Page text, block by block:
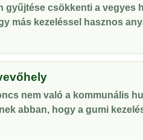
gyűjtése csökkenti a vegyes
más kezeléssel hasznos
nem való a kommunális
abban, hogy a gumi